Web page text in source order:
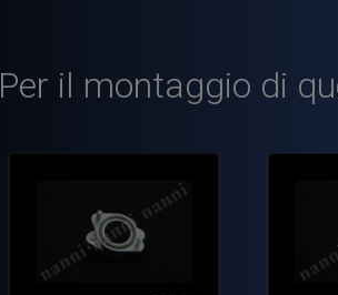
Per il montaggio di